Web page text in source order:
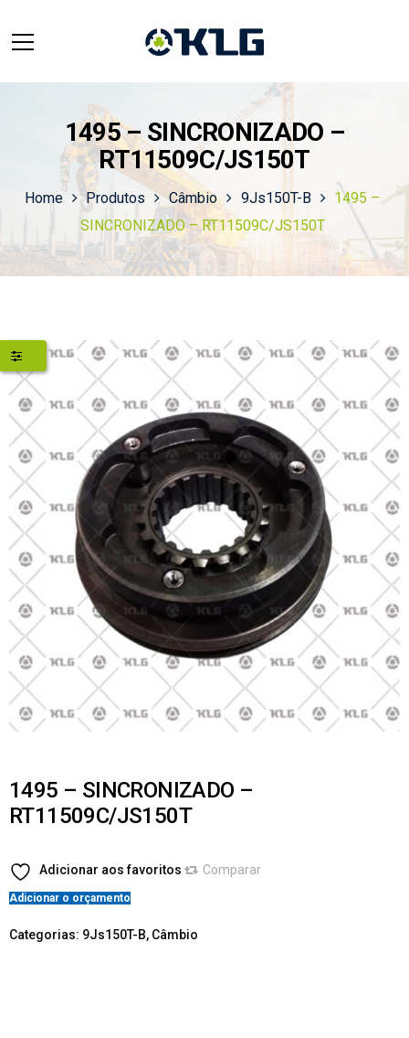
1495 – SINCRONIZADO –
RT11509C/JS150T
Home Produtos Câmbio 9Js150T-B
1495 –
SINCRONIZADO – RT11509C/JS150T
1495 – SINCRONIZADO –
RT11509C/JS150T
Adicionar aos favoritos Comparar
Adicionar o orçamento
Categorias: 9Js150T-B, Câmbio